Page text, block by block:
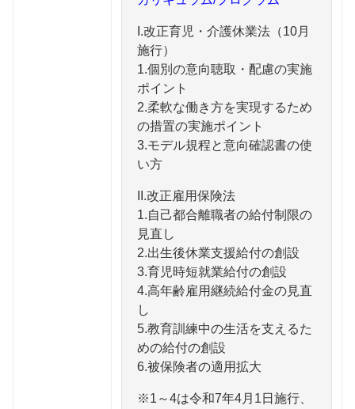
I.改正育児・介護休業法（10月
施行）
1.個別の意向聴取・配慮の実施
ポイント
2.柔軟な働き方を実現するため
の措置の実施ポイント
3.モデル規程と意向確認書の使
い方
II.改正雇用保険法
1.自己都合離職者の給付制限の
見直し
2.出生後休業支援給付の創設
3.育児時短就業給付の創設
4.高年齢雇用継続給付金の見直
し
5.教育訓練中の生活を支えるた
めの給付の創設
6.被保険者の適用拡大
※1～4は令和7年4月1日施行、